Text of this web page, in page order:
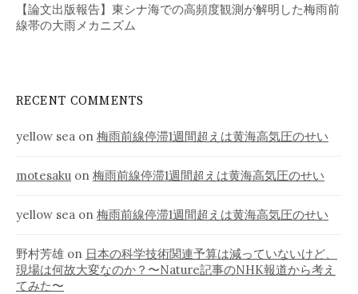
【論文出版報告】東シナ海での高頻度観測が解明した梅雨前
線帯の大雨メカニズム
RECENT COMMENTS
yellow sea on 梅雨前線停滞1週間超えは黄海高気圧のせい
motesaku on 梅雨前線停滞1週間超えは黄海高気圧のせい
yellow sea on 梅雨前線停滞1週間超えは黄海高気圧のせい
野村芳雄 on 日本の科学技術関連予算は減っていないけど、
現場は何故大変なのか？〜Nature記事のNHK報道から考え
てみた〜